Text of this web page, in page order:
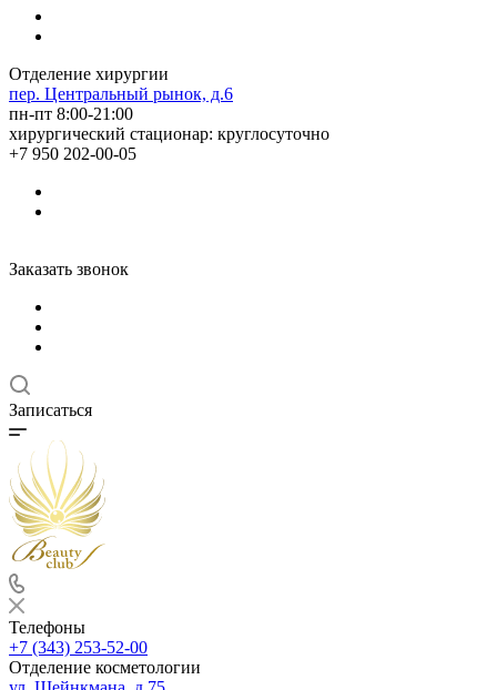
Отделение хирургии
пер. Центральный рынок, д.6
пн-пт 8:00-21:00
хирургический стационар: круглосуточно
+7 950 202-00-05
Заказать звонок
Записаться
Телефоны
+7 (343) 253-52-00
Отделение косметологии